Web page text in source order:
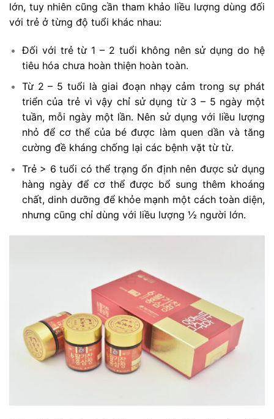
lớn, tuy nhiên cũng cần tham khảo liều lượng dùng đối
với trẻ ở từng độ tuổi khác nhau:
Đối với trẻ từ 1 – 2 tuổi không nên sử dụng do hệ
tiêu hóa chưa hoàn thiện hoàn toàn.
Từ 2 – 5 tuổi là giai đoạn nhạy cảm trong sự phát
triển của trẻ vì vậy chỉ sử dụng từ 3 – 5 ngày một
tuần, mỗi ngày một lần. Nên sử dụng với liều lượng
nhỏ để cơ thể của bé được làm quen dần và tăng
cường đề kháng chống lại các bệnh vặt từ từ.
Trẻ > 6 tuổi có thể trạng ổn định nên được sử dụng
hàng ngày để cơ thể được bổ sung thêm khoáng
chất, dinh dưỡng để khỏe mạnh một cách toàn diện,
nhưng cũng chỉ dùng với liều lượng ½ người lớn.